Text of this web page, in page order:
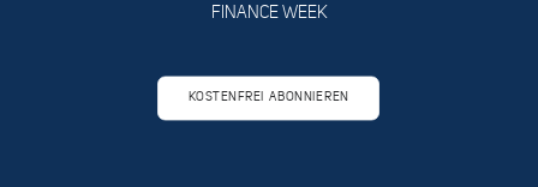
FINANCE WEEK
KOSTENFREI ABONNIEREN